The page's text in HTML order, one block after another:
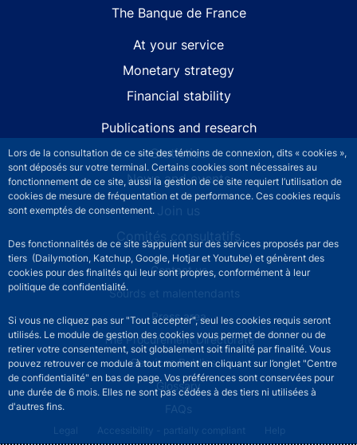
Lors de la consultation de ce site des témoins de connexion, dits « cookies »,
sont déposés sur votre terminal. Certains cookies sont nécessaires au
fonctionnement de ce site, aussi la gestion de ce site requiert l’utilisation de
cookies de mesure de fréquentation et de performance. Ces cookies requis
sont exemptés de consentement.
Des fonctionnalités de ce site s’appuient sur des services proposés par des
tiers (Dailymotion, Katchup, Google, Hotjar et Youtube) et génèrent des
cookies pour des finalités qui leur sont propres, conformément à leur
politique de confidentialité.
Si vous ne cliquez pas sur "Tout accepter", seul les cookies requis seront
utilisés. Le module de gestion des cookies vous permet de donner ou de
retirer votre consentement, soit globalement soit finalité par finalité. Vous
pouvez retrouver ce module à tout moment en cliquant sur l’onglet "Centre
de confidentialité" en bas de page. Vos préférences sont conservées pour
une durée de 6 mois. Elles ne sont pas cédées à des tiers ni utilisées à
d'autres fins.
The Banque de France
At your service
Monetary strategy
Financial stability
Publications and research
Statistics
News and events
Join us
Comités consultatifs
Footer secondary menuContact us
Sourds et malentendants
Press area
The Procurement Directorate
Services Publics +
Glossary
FAQs
Footer legal notice menu
Legal Accessibility - partially compliant Help